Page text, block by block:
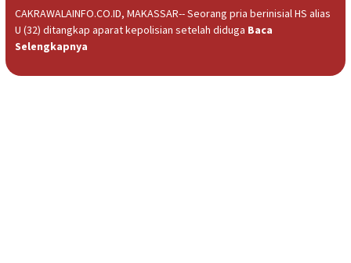
CAKRAWALAINFO.CO.ID, MAKASSAR-- Seorang pria berinisial HS alias
U (32) ditangkap aparat kepolisian setelah diduga Baca
Selengkapnya